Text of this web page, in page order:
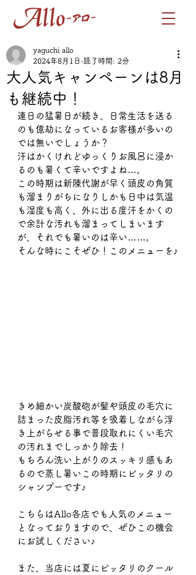
大人気キャンペーンは8月
も継続中！
yaguchi allo
2024年8月1日 読了時間: 2分
連日の猛暑日が続き、日常生活を送る
のも億劫になっているお客様が多いの
では無いでしょうか？
汗はかくけれどゆっくりお風呂に浸か
るのも暑くて辛いですよね…。
この時期は新陳代謝が早く頭皮の角質
も溜まりがちになりしかも日中は気温
も湿度も高く、外に出る度汗をかくの
で余計な汚れも溜まってしまいます
が、それでも暑いのは辛い……。
そんな時にこそぜひ！このメニューを♪
きめ細かい炭酸砲が髪や頭皮の毛穴に
詰まった皮脂汚れ等を吸着しながら浮
き上がらせる事で普段取れにくい毛穴
の汚れまでしっかり除去！
もちろん洗い上がりのスッキリ感もあ
るので蒸し暑いこの時期にピッタリの
シャンプーです♪
こちらはAllo各店でも人気のメニュー
となっておりますので、ぜひこの機会
にお試しください♪
また、当店には夏にピッタリのクール